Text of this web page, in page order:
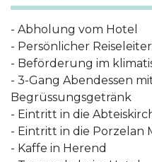
- Abholung vom Hotel
- Persönlicher
- Beförderung im
- 3-Gang Abendessen
Begrüssungsgetränk
- Eintritt in die
- Eintritt in die Porzelan
- Kaffe in Herend